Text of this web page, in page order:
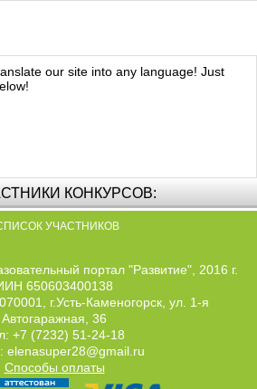
our site into any language! Just
КОНКУРСОВ:
УЧАСТНИКОВ
портал "Развитие", 2016 г.
650603400138
г.Усть-Каменогорск, ул. 1-я
Автогаражная, 36
+7 (7232) 51-24-18
elenasuper28@gmail.ru
Способы оплаты